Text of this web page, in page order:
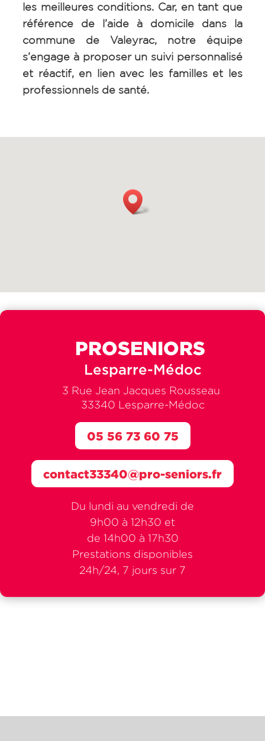
les meilleures conditions. Car, en tant que
référence de l’aide à domicile dans la
commune de Valeyrac, notre équipe
s’engage à proposer un suivi personnalisé
et réactif, en lien avec les familles et les
professionnels de santé.
PROSENIORS
Lesparre-Médoc
3 Rue Jean Jacques Rousseau
33340 Lesparre-Médoc
Du lundi au vendredi de
9h00 à 12h30 et
de 14h00 à 17h30
Prestations disponibles
24h/24, 7 jours sur 7
contact33340@pro-seniors.fr
05 56 73 60 75